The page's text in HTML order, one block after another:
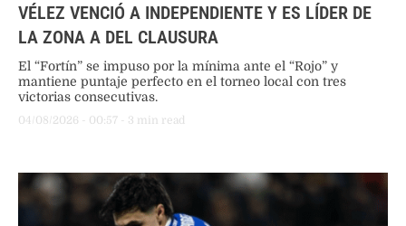
VÉLEZ VENCIÓ A INDEPENDIENTE Y ES LÍDER DE
LA ZONA A DEL CLAUSURA
El “Fortín” se impuso por la mínima ante el “Rojo” y
mantiene puntaje perfecto en el torneo local con tres
victorias consecutivas.
04/08/2026 - 00:57 - 3 min read